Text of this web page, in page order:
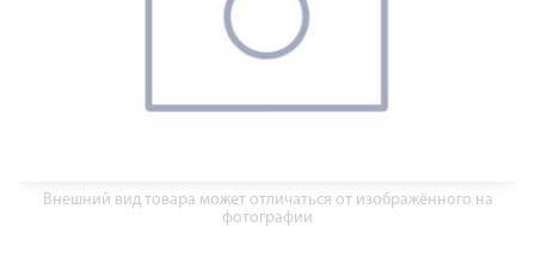
Внешний вид товара может отличаться от изображённого на
фотографии